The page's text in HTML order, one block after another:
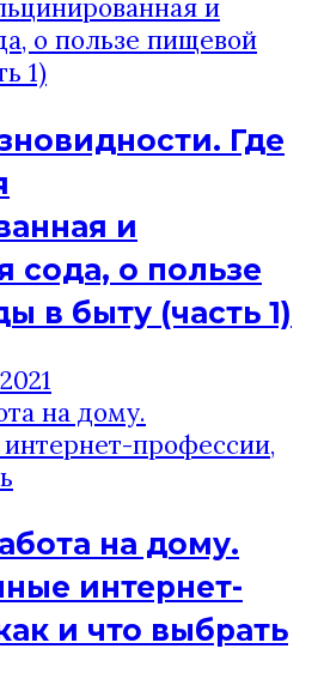
Где
и
сода, о пользе
в быту (часть 1)
на дому.
интернет-
и что выбрать